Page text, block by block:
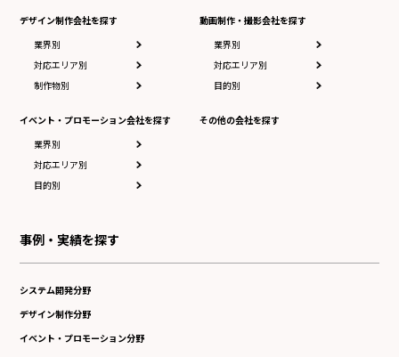
デザイン制作会社を探す
業界別
対応エリア別
制作物別
イベント・プロモーション会社を探す
業界別
対応エリア別
目的別
動画制作・撮影会社を探す
業界別
対応エリア別
目的別
その他の会社を探す
事例・実績を探す
システム開発分野
デザイン制作分野
イベント・プロモーション分野